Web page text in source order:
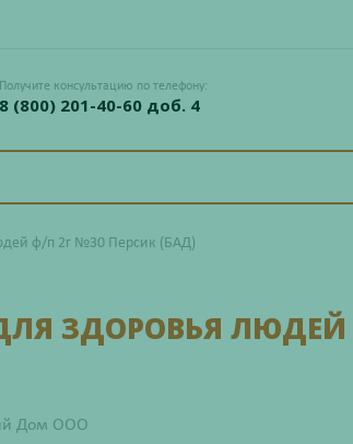
Получите консультацию по телефону:
8 (800) 201-40-60 доб. 4
ф/п 2г №30 Персик (БАД)
ЗДОРОВЬЯ ЛЮДЕЙ
Дом ООО